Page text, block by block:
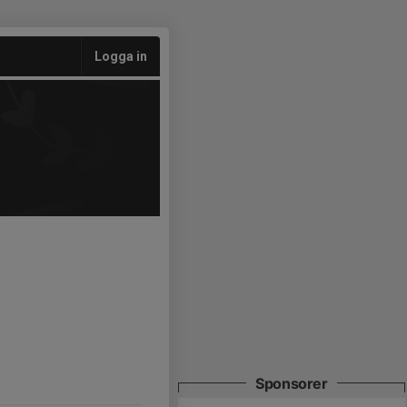
Logga in
Sponsorer